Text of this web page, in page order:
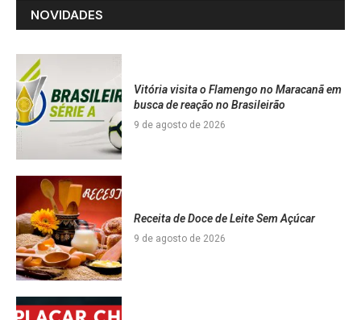
NOVIDADES
Vitória visita o Flamengo no Maracanã em
busca de reação no Brasileirão
9 de agosto de 2026
Receita de Doce de Leite Sem Açúcar
9 de agosto de 2026